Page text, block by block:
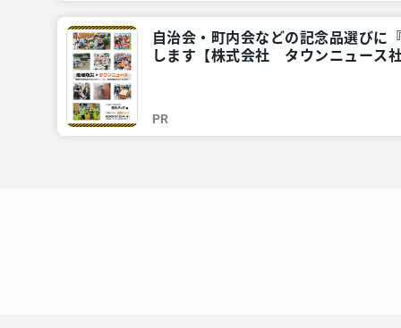
自治会・町内会などの記念品選びに
します【株式会社 タウンニュース
PR